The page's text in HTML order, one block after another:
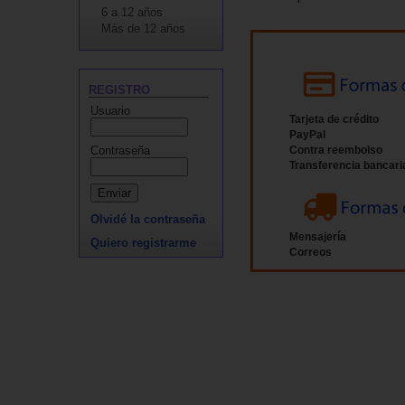
6 a 12 años
Más de 12 años
REGISTRO
Usuario
Contraseña
Olvidé la contraseña
Quiero registrarme
Tarjeta de crédito
PayPal
Contra reembolso
Transferencia
Mensajería
Correos